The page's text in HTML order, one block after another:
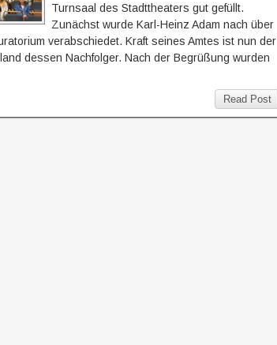
Turnsaal des Stadttheaters gut gefüllt.
Zunächst wurde Karl-Heinz Adam nach über
verabschiedet. Kraft seines Amtes ist nun der
dessen Nachfolger. Nach der Begrüßung wurden
Read Post